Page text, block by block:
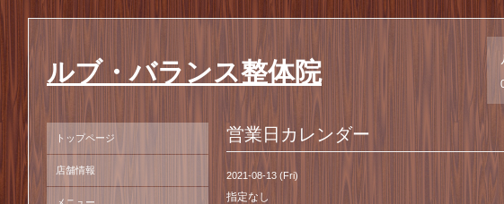
ルブ・バランス整体院
営業日カレンダー
2021-08-13 (Fri)
指定なし
トップページ
店舗情報